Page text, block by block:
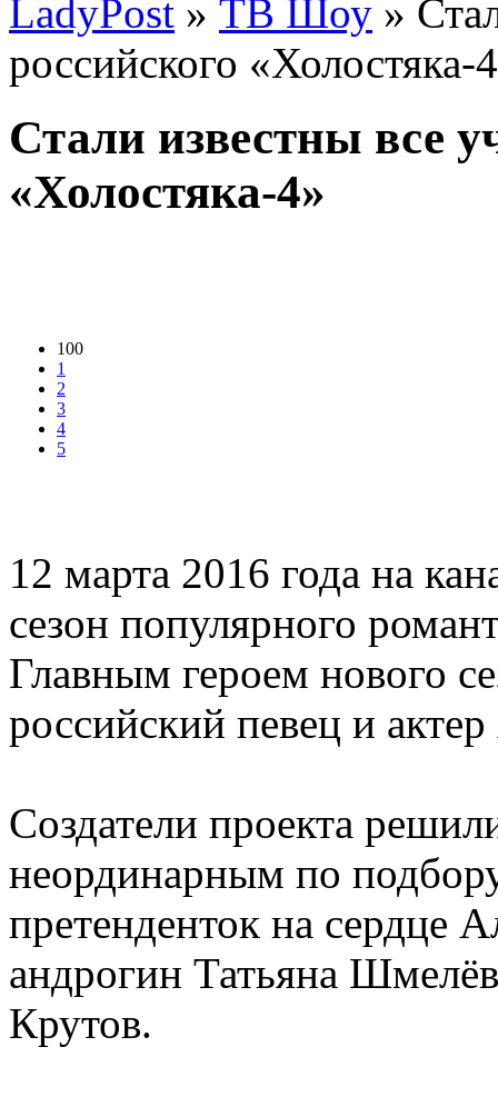
LadyPost » ТВ Шоу »
российского «Холостяка-
Стали известны все
«Холостяка-4»
100
1
2
3
4
5
12 марта 2016 года на
сезон популярного
Главным героем нового
российский певец и
Создатели проекта
неординарным по
претенденток на сердце
андрогин Татьяна
Крутов.